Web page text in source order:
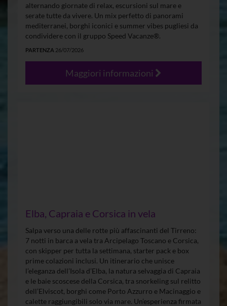
alternando giornate di relax, escursioni sul mare e
serate tutte da vivere. Un mix perfetto di panorami
mediterranei, borghi iconici e summer vibes pugliesi da
condividere con il gruppo Speed Vacanze®.
PARTENZA 26/07/2026
Maggiori informazioni
Elba, Capraia e Corsica in vela
Salpa verso una delle rotte più affascinanti del Tirreno:
7 notti in barca a vela tra Arcipelago Toscano e Corsica,
con skipper per tutta la settimana, starter pack e box
prime colazioni inclusi. Un itinerario che unisce
l’eleganza dell’Isola d’Elba, la natura selvaggia di Capraia
e le baie scoscese della Corsica, tra snorkeling sul relitto
dell’Elviscot, borghi come Porto Azzurro e Macinaggio e
calette raggiungibili solo via mare. Un’esperienza firmata